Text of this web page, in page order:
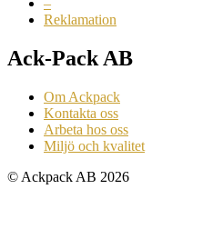
–
Reklamation
Ack-Pack AB
Om Ackpack
Kontakta oss
Arbeta hos oss
Miljö och kvalitet
© Ackpack AB 2026